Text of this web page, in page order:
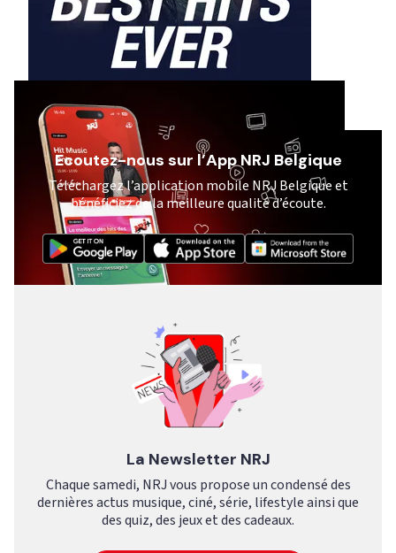
Ecoutez-nous sur l’App NRJ Belgique
Téléchargez l’application mobile NRJ Belgique et
bénéficiez de la meilleure qualité d’écoute.
La Newsletter NRJ
Chaque samedi, NRJ vous propose un condensé des
dernières actus musique, ciné, série, lifestyle ainsi que
des quiz, des jeux et des cadeaux.